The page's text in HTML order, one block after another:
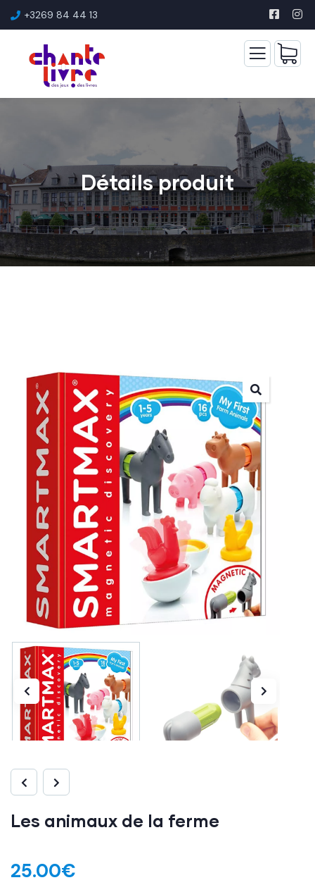
+3269 84 44 13
Détails produit
Les animaux de la ferme
25.00€